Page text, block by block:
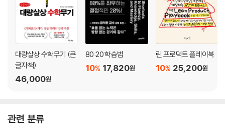
대량살상 수학무기 (큰
글자책)
46,000원
80:20 학습법
17,820원
10%
린 프로덕트 플레이북
25,200원
10%
관련 분류